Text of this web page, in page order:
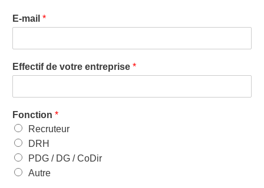
E-mail *
Effectif de votre entreprise *
Fonction *
Recruteur
DRH
PDG / DG / CoDir
Autre